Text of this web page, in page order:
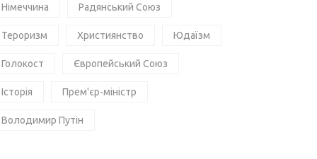
Німеччина Радянський Союз
Тероризм Християнство Юдаїзм
Голокост Європейський Союз
Історія Прем'єр-міністр
Володимир Путін